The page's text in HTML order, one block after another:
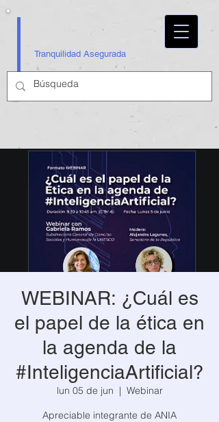
Tranquilidad Asegurada
WEBINAR: ¿Cuál es
el papel de la ética en
la agenda de la
#InteligenciaArtificial?
lun 05 de jun
  |
Webinar
Apreciable integrante de ANIA